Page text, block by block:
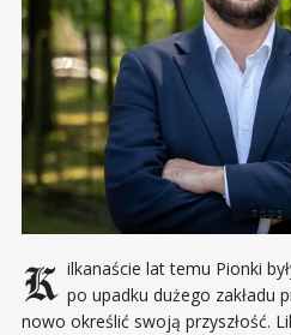
Kilkanaście lat temu Pionki były przykładem miasta, które po upadku dużego zakładu
nowo określić swoją przyszłość.